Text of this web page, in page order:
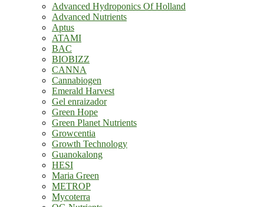
Advanced Hydroponics Of Holland
Advanced Nutrients
Aptus
ATAMI
BAC
BIOBIZZ
CANNA
Cannabiogen
Emerald Harvest
Gel enraizador
Green Hope
Green Planet Nutrients
Growcentia
Growth Technology
Guanokalong
HESI
Maria Green
METROP
Mycoterra